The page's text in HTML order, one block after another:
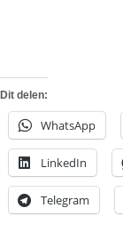
Dit delen:
WhatsApp
LinkedIn
Telegram